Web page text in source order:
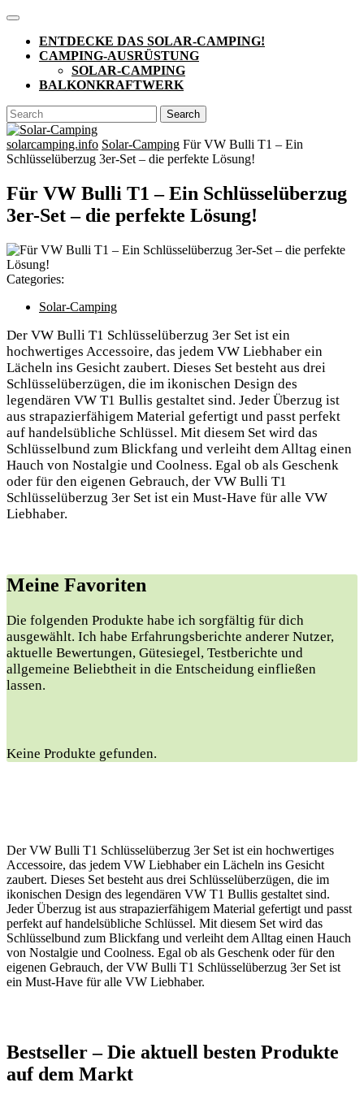
Skip
content
Open
ButtonENTDECKE DAS SOLAR-CAMPING!
CAMPING-AUSRÜSTUNG
SOLAR-CAMPING
BALKONKRAFTWERK
CLOSE
BUTTON
Search
for:
solarcamping.info Solar-Camping Für VW Bulli T1 – Ein
Schlüsselüberzug 3er-Set – die perfekte Lösung!
Für VW Bulli T1 – Ein Schlüsselüberzug
3er-Set – die perfekte Lösung!
Categories:
Solar-Camping
Der VW Bulli T1 Schlüsselüberzug 3er Set ist ein
hochwertiges Accessoire, das jedem VW Liebhaber ein
Lächeln ins Gesicht zaubert. Dieses Set besteht aus drei
Schlüsselüberzügen, die im ikonischen Design des
legendären VW T1 Bullis gestaltet sind. Jeder Überzug ist
aus strapazierfähigem Material gefertigt und passt perfekt
auf handelsübliche Schlüssel. Mit diesem Set wird das
Schlüsselbund zum Blickfang und verleiht dem Alltag einen
Hauch von Nostalgie und Coolness. Egal ob als Geschenk
oder für den eigenen Gebrauch, der VW Bulli T1
Schlüsselüberzug 3er Set ist ein Must-Have für alle VW
Liebhaber.
Meine‌ Favoriten
Die folgenden Produkte habe ‍ich ‌sorgfältig ⁣für dich
ausgewählt. ​Ich habe Erfahrungsberichte anderer Nutzer,
aktuelle Bewertungen, Gütesiegel, Testberichte ⁣und
allgemeine⁤ Beliebtheit ‍in die Entscheidung einfließen
lassen.
Keine Produkte gefunden.
Der VW Bulli T1 Schlüsselüberzug 3er Set ist ein hochwertiges
Accessoire, das jedem VW Liebhaber ein Lächeln ins Gesicht
zaubert. Dieses Set besteht aus drei Schlüsselüberzügen, die im
ikonischen Design des legendären VW T1 Bullis gestaltet sind.
Jeder Überzug ist aus strapazierfähigem Material gefertigt und passt
perfekt auf handelsübliche Schlüssel. Mit diesem Set wird das
Schlüsselbund zum Blickfang und verleiht dem Alltag einen Hauch
von Nostalgie und Coolness. Egal ob als Geschenk oder für den
eigenen Gebrauch, der VW Bulli T1 Schlüsselüberzug 3er Set ist
ein Must-Have für alle VW Liebhaber.
Bestseller – Die​ aktuell ‌besten Produkte‍
auf​ dem​ Markt